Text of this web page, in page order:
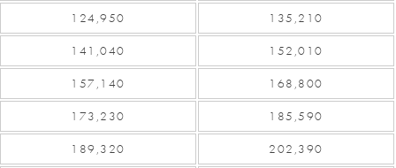
124,950 135,210
141,040 152,010
157,140 168,800
173,230 185,590
189,320 202,390